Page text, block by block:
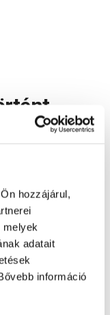
hozzájárul,
melyek
adatait
információ